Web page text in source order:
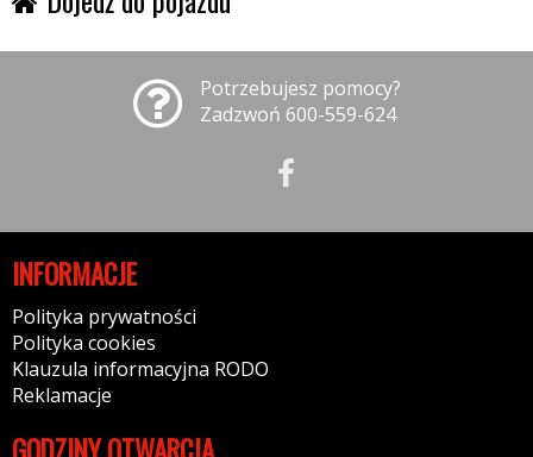
Potrzebujesz pomocy?
Zadzwoń 600-559-624
INFORMACJE
Polityka prywatności
Polityka cookies
Klauzula informacyjna RODO
Reklamacje